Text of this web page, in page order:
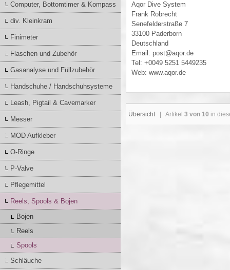
Computer, Bottomtimer & Kompass
div. Kleinkram
Finimeter
Flaschen und Zubehör
Gasanalyse und Füllzubehör
Handschuhe / Handschuhsysteme
Leash, Pigtail & Cavemarker
Messer
MOD Aufkleber
O-Ringe
P-Valve
Pflegemittel
Reels, Spools & Bojen
Bojen
Reels
Spools
Schläuche
Aqor Dive System
Frank Robrecht
Senefelderstraße 7
33100 Paderborn
Deutschland
Email: post@aqor.de
Tel: +0049 5251 5449235
Web: www.aqor.de
Übersicht| Artikel 3 von 10 in